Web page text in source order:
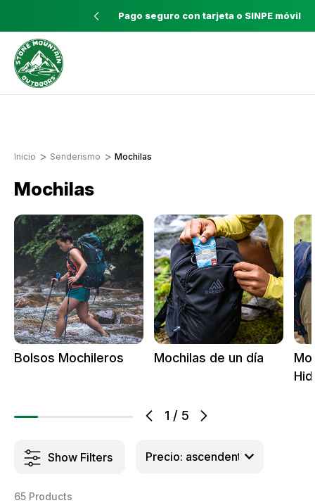
mayores a $60 Pago seguro con tarjeta o SINPE móvil
Inicio Senderismo Mochilas
Mochilas
1 / 5
Bolsos Mochileros Mochilas de un día
Show Filters
65 Products